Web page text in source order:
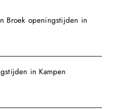
Broek openingstijden in
in Kampen